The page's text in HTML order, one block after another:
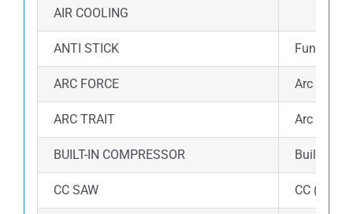
AIR COOLING
ANTI STICK Fungsi
ARC FORCE Arc force
ARC TRAIT Arc Trait
BUILT-IN COMPRESSOR Built-in
CC SAW CC